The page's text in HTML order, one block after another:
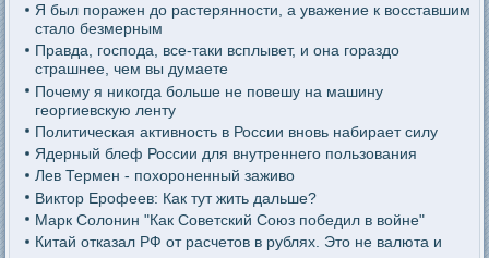
Я был поражен до растерянности, а уважение к восставшим
стало безмерным
Правда, господа, все-таки всплывет, и она гораздо
страшнее, чем вы думаете
Почему я никогда больше не повешу на машину
георгиевскую ленту
Политическая активность в России вновь набирает силу
Ядерный блеф России для внутреннего пользования
Лев Термен - похороненный заживо
Виктор Ерофеев: Как тут жить дальше?
Марк Солонин "Как Советский Союз победил в войне"
Китай отказал РФ от расчетов в рублях. Это не валюта и